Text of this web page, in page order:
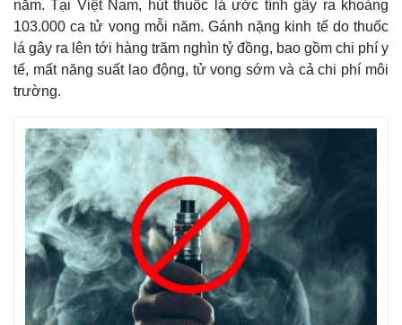
năm. Tại Việt Nam, hút thuốc lá ước tính gây ra khoảng
103.000 ca tử vong mỗi năm. Gánh nặng kinh tế do thuốc
lá gây ra lên tới hàng trăm nghìn tỷ đồng, bao gồm chi phí y
tế, mất năng suất lao động, tử vong sớm và cả chi phí môi
trường.